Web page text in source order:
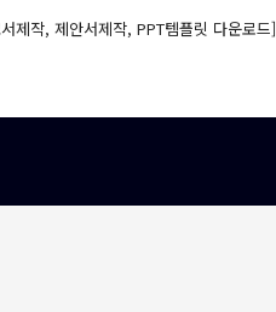
제작, 제안서제작, PPT템플릿 다운로드]